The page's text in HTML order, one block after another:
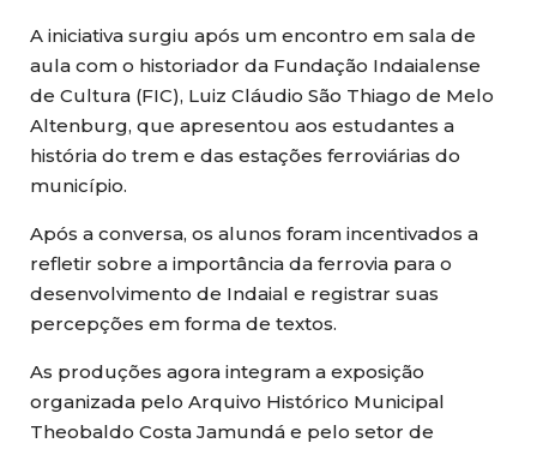
A iniciativa surgiu após um encontro em sala de
aula com o historiador da Fundação Indaialense
de Cultura (FIC), Luiz Cláudio São Thiago de Melo
Altenburg, que apresentou aos estudantes a
história do trem e das estações ferroviárias do
município.
Após a conversa, os alunos foram incentivados a
refletir sobre a importância da ferrovia para o
desenvolvimento de Indaial e registrar suas
percepções em forma de textos.
As produções agora integram a exposição
organizada pelo Arquivo Histórico Municipal
Theobaldo Costa Jamundá e pelo setor de